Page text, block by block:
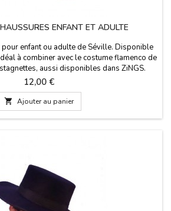
ENFANT ET ADULTE
enfant ou adulte de Séville. Disponible
à combiner avec le costume flamenco de
aussi disponibles dans ZiNGS.
et tiges en plastique. IMPORTANT: les
sont plutôt petites, nous indiquons les
pour les pieds en...
Prix
12,00 €
 Ajouter au panier